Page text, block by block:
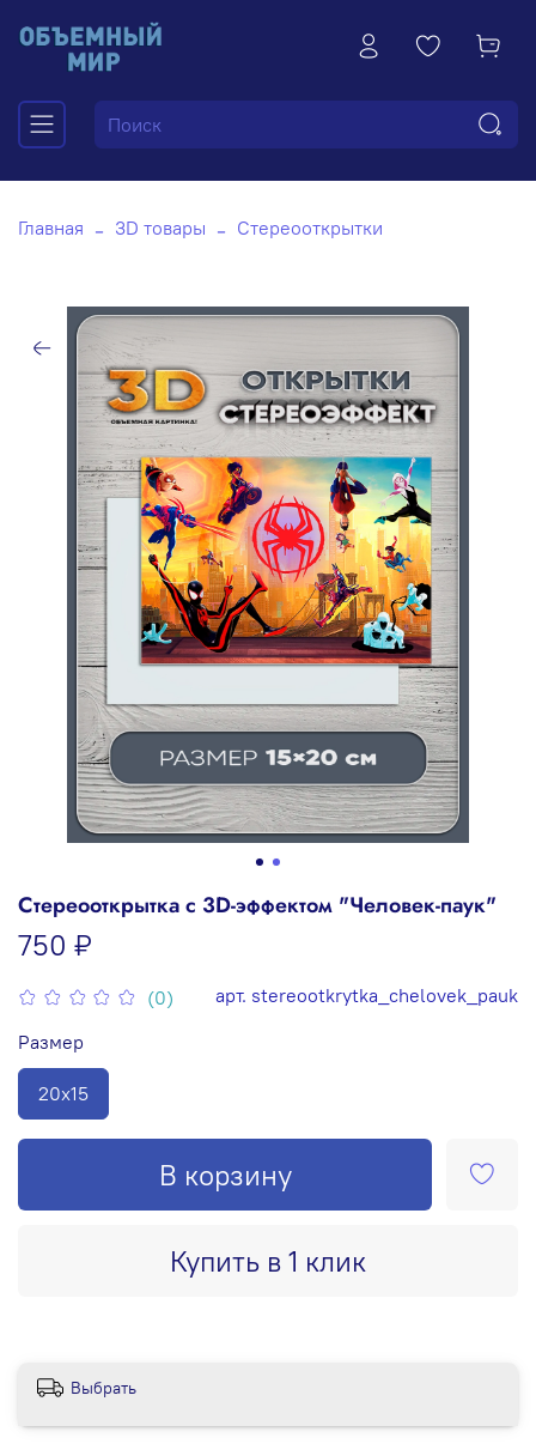
Главная 3D товары Стереооткрытки
(0) арт. stereootkrytka_chelovek_pauk
Стереооткрытка с 3D-эффектом "Человек-паук"
750 ₽
В корзину
Купить в 1 клик
Размер
20х15
Выбрать